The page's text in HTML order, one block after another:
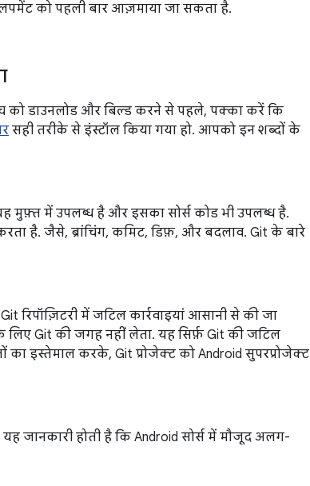
को पहली बार आज़माया जा सकता है.
को डाउनलोड और बिल्ड करने से पहले, पक्का करें कि
सही तरीके से इंस्टॉल किया गया हो. आपको इन शब्दों के
मुफ़्त में उपलब्ध है और इसका सोर्स कोड भी उपलब्ध है.
है. जैसे, ब्रांचिंग, कमिट, डिफ़, और बदलाव. Git के बारे
रिपॉज़िटरी में जटिल कार्रवाइयां आसानी से की जा
लिए Git की जगह नहीं लेता. यह सिर्फ़ Git की जटिल
का इस्तेमाल करके, Git प्रोजेक्ट को Android सुपरप्रोजेक्ट
होती है कि Android सोर्स में मौजूद अलग-